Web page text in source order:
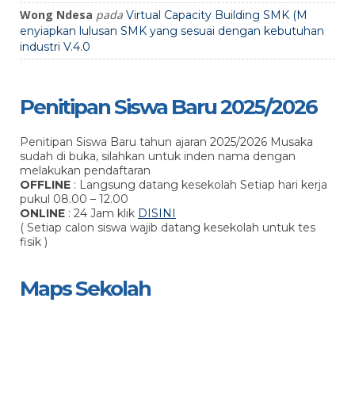
Wong Ndesa pada Virtual Capacity Building SMK (M
enyiapkan lulusan SMK yang sesuai dengan kebutuhan
industri V.4.0
Penitipan Siswa Baru 2025/2026
Penitipan Siswa Baru tahun ajaran 2025/2026 Musaka
sudah di buka, silahkan untuk inden nama dengan
melakukan pendaftaran
OFFLINE : Langsung datang kesekolah Setiap hari kerja
pukul 08.00 – 12.00
ONLINE : 24 Jam klik DISINI
( Setiap calon siswa wajib datang kesekolah untuk tes
fisik )
Maps Sekolah